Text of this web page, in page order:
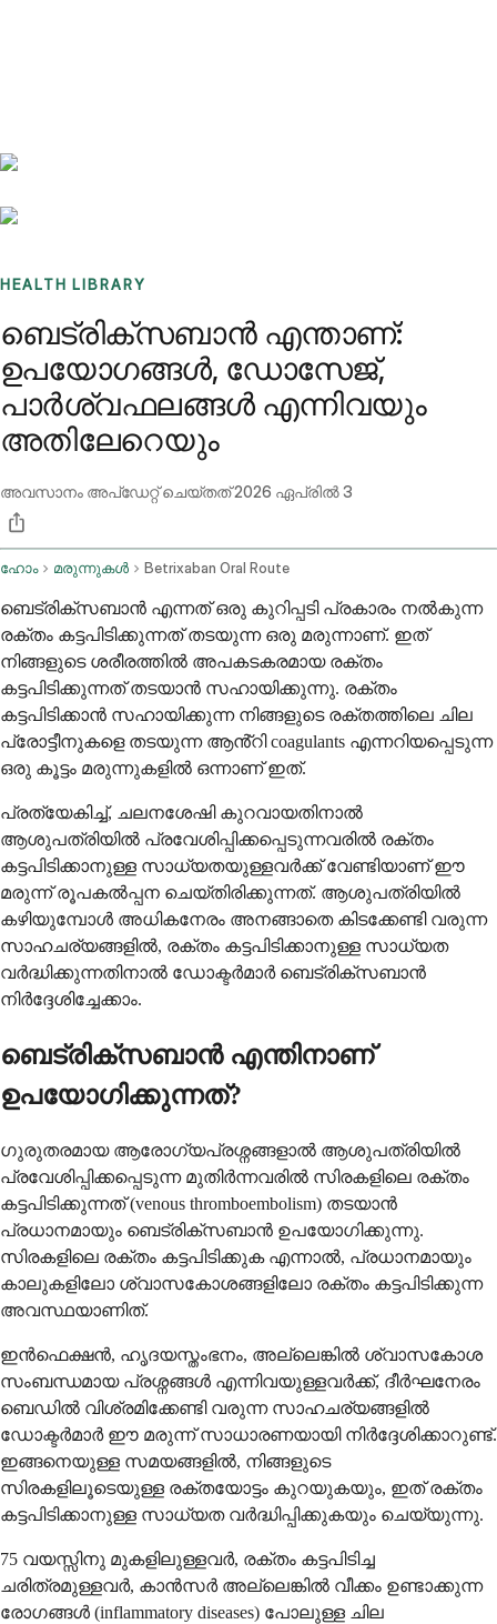
HEALTH LIBRARY
ബെട്രിക്സബാൻ എന്താണ്:
ഉപയോഗങ്ങൾ, ഡോസേജ്,
പാർശ്വഫലങ്ങൾ എന്നിവയും
അതിലേറെയും
അവസാനം അപ്ഡേറ്റ് ചെയ്തത്2026 ഏപ്രിൽ 3
ഹോം മരുന്നുകൾ Betrixaban Oral Route
ബെട്രിക്സബാൻ എന്നത് ഒരു കുറിപ്പടി പ്രകാരം നൽകുന്ന
രക്തം കട്ടപിടിക്കുന്നത് തടയുന്ന ഒരു മരുന്നാണ്. ഇത്
നിങ്ങളുടെ ശരീരത്തിൽ അപകടകരമായ രക്തം
കട്ടപിടിക്കുന്നത് തടയാൻ സഹായിക്കുന്നു. രക്തം
കട്ടപിടിക്കാൻ സഹായിക്കുന്ന നിങ്ങളുടെ രക്തത്തിലെ ചില
പ്രോട്ടീനുകളെ തടയുന്ന ആൻ്റി coagulants എന്നറിയപ്പെടുന്ന
ഒരു കൂട്ടം മരുന്നുകളിൽ ഒന്നാണ് ഇത്.
പ്രത്യേകിച്ച്, ചലനശേഷി കുറവായതിനാൽ
ആശുപത്രിയിൽ പ്രവേശിപ്പിക്കപ്പെടുന്നവരിൽ രക്തം
കട്ടപിടിക്കാനുള്ള സാധ്യതയുള്ളവർക്ക് വേണ്ടിയാണ് ഈ
മരുന്ന് രൂപകൽപ്പന ചെയ്തിരിക്കുന്നത്. ആശുപത്രിയിൽ
കഴിയുമ്പോൾ അധികനേരം അനങ്ങാതെ കിടക്കേണ്ടി വരുന്ന
സാഹചര്യങ്ങളിൽ, രക്തം കട്ടപിടിക്കാനുള്ള സാധ്യത
വർദ്ധിക്കുന്നതിനാൽ ഡോക്ടർമാർ ബെട്രിക്സബാൻ
നിർദ്ദേശിച്ചേക്കാം.
ബെട്രിക്സബാൻ എന്തിനാണ്
ഉപയോഗിക്കുന്നത്?
ഗുരുതരമായ ആരോഗ്യപ്രശ്നങ്ങളാൽ ആശുപത്രിയിൽ
പ്രവേശിപ്പിക്കപ്പെടുന്ന മുതിർന്നവരിൽ സിരകളിലെ രക്തം
കട്ടപിടിക്കുന്നത് (venous thromboembolism) തടയാൻ
പ്രധാനമായും ബെട്രിക്സബാൻ ഉപയോഗിക്കുന്നു.
സിരകളിലെ രക്തം കട്ടപിടിക്കുക എന്നാൽ, പ്രധാനമായും
കാലുകളിലോ ശ്വാസകോശങ്ങളിലോ രക്തം കട്ടപിടിക്കുന്ന
അവസ്ഥയാണിത്.
ഇൻഫെക്ഷൻ, ഹൃദയസ്തംഭനം, അല്ലെങ്കിൽ ശ്വാസകോശ
സംബന്ധമായ പ്രശ്നങ്ങൾ എന്നിവയുള്ളവർക്ക്, ദീർഘനേരം
ബെഡിൽ വിശ്രമിക്കേണ്ടി വരുന്ന സാഹചര്യങ്ങളിൽ
ഡോക്ടർമാർ ഈ മരുന്ന് സാധാരണയായി നിർദ്ദേശിക്കാറുണ്ട്.
ഇങ്ങനെയുള്ള സമയങ്ങളിൽ, നിങ്ങളുടെ
സിരകളിലൂടെയുള്ള രക്തയോട്ടം കുറയുകയും, ഇത് രക്തം
കട്ടപിടിക്കാനുള്ള സാധ്യത വർദ്ധിപ്പിക്കുകയും ചെയ്യുന്നു.
75 വയസ്സിനു മുകളിലുള്ളവർ, രക്തം കട്ടപിടിച്ച
ചരിത്രമുള്ളവർ, കാൻസർ അല്ലെങ്കിൽ വീക്കം ഉണ്ടാക്കുന്ന
രോഗങ്ങൾ (inflammatory diseases) പോലുള്ള ചില